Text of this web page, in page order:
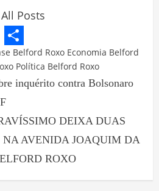
Posts
Share
Belford Roxo Economia Belford
Política Belford Roxo
inquérito contra Bolsonaro
DEIXA DUAS
NA AVENIDA JOAQUIM DA
ROXO